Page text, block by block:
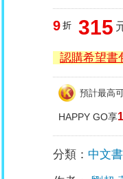
9 折 315
認購希望書
預計最高
HAPPY GO享
分類： 中文書